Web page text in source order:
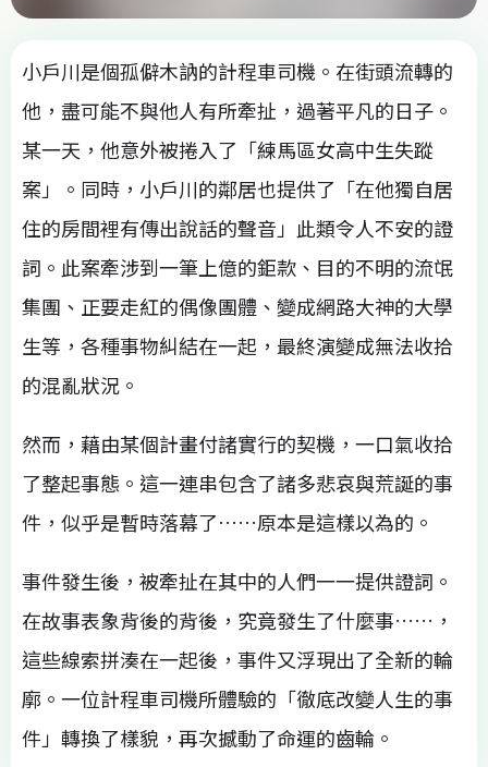
小戶川是個孤僻木訥的計程車司機。在街頭流轉的
他，盡可能不與他人有所牽扯，過著平凡的日子。
某一天，他意外被捲入了「練馬區女高中生失蹤
案」。同時，小戶川的鄰居也提供了「在他獨自居
住的房間裡有傳出說話的聲音」此類令人不安的證
詞。此案牽涉到一筆上億的鉅款、目的不明的流氓
集團、正要走紅的偶像團體、變成網路大神的大學
生等，各種事物糾結在一起，最終演變成無法收拾
的混亂狀況。
然而，藉由某個計畫付諸實行的契機，一口氣收拾
了整起事態。這一連串包含了諸多悲哀與荒誕的事
件，似乎是暫時落幕了……原本是這樣以為的。
事件發生後，被牽扯在其中的人們一一提供證詞。
在故事表象背後的背後，究竟發生了什麼事……，
這些線索拼湊在一起後，事件又浮現出了全新的輪
廓。一位計程車司機所體驗的「徹底改變人生的事
件」轉換了樣貌，再次撼動了命運的齒輪。